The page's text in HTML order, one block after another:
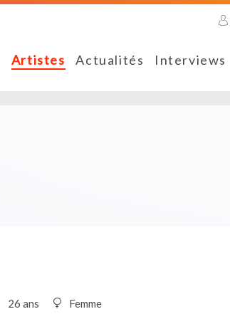
Artistes Actualités Interviews
26 ans Femme